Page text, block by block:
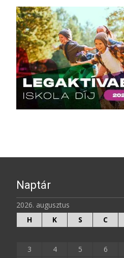
Naptár
2026. augusztus
H
K S C
3
4 5 6